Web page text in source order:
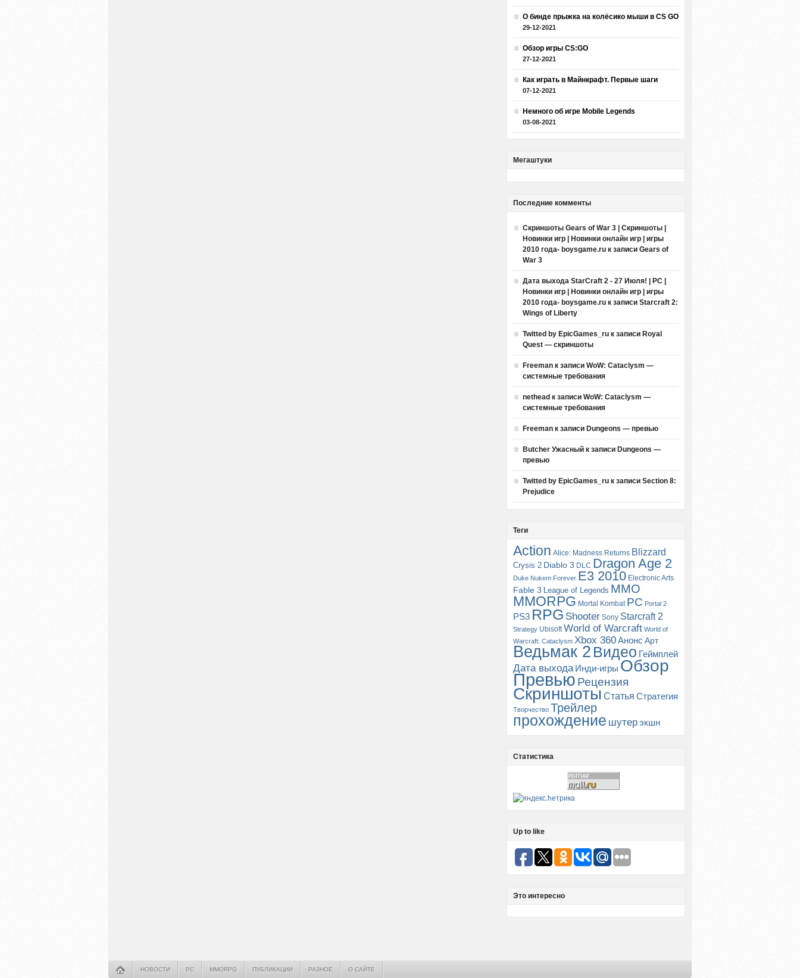
О бинде прыжка на колёсико мыши в CS GO
29-12-2021
Обзор игры CS:GO
27-12-2021
Как играть в Майнкрафт. Первые шаги
07-12-2021
Немного об игре Mobile Legends
03-08-2021
Мегаштуки
Последние комменты
Скриншоты Gears of War 3 | Скриншоты |
Новинки игр | Новинки онлайн игр | игры
2010 года- boysgame.ru к записи Gears of
War 3
Дата выхода StarCraft 2 - 27 Июля! | PC |
Новинки игр | Новинки онлайн игр | игры
2010 года- boysgame.ru к записи Starcraft 2:
Wings of Liberty
Twitted by EpicGames_ru к записи Royal
Quest — скриншоты
Freeman к записи WoW: Cataclysm —
системные требования
nethead к записи WoW: Cataclysm —
системные требования
Freeman к записи Dungeons — превью
Butcher Ужасный к записи Dungeons —
превью
Twitted by EpicGames_ru к записи Section 8:
Prejudice
Теги
Action Alice: Madness Returns Blizzard
Crysis 2 Diablo 3 DLC Dragon Age 2
Duke Nukem Forever E3 2010 Electronic Arts
Fable 3 League of Legends MMO
MMORPG Mortal Kombat PC Portal 2
PS3 RPG Shooter Sony Starcraft 2
Strategy Ubisoft World of Warcraft World of
Warcraft: Cataclysm Xbox 360Анонс Арт
Ведьмак 2 Видео Геймплей
Дата выхода Инди-игры Обзор
Превью Рецензия
Скриншоты Статья Стратегия
Творчество Трейлер
прохождение шутерэкшн
Статистика
Up to like
Это интересно
НОВОСТИ PC MMORPG ПУБЛИКАЦИИ РАЗНОЕ О САЙТЕ